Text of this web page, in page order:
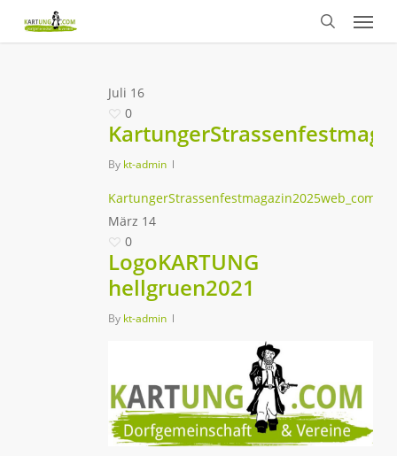
search
Menu
Juli 16
0
By kt-admin
März 14
0
LogoKARTUNG
hellgruen2021
By kt-admin